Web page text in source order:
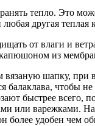
тепло. Это
другая теплая
от влаги и
из
вязаную шапку, при
балаклава, чтобы
быстрее всего,
или варежками.
более удобен чем